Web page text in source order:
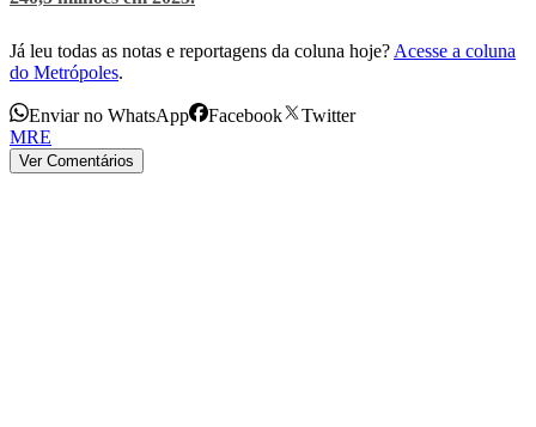
Já leu todas as notas e reportagens da coluna hoje? Acesse a coluna
do Metrópoles.
Enviar no WhatsApp Facebook
Twitter
MRE
Ver Comentários